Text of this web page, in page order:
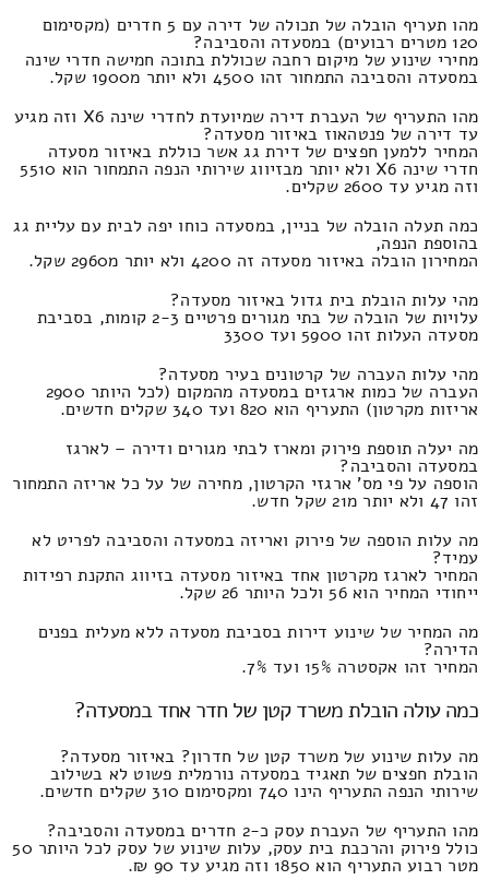
מהו תעריף הובלה של תכולה של דירה עם 5 חדרים (מקסימום
120 מטרים רבועים) במסעדה והסביבה?
מחירי שינוע של מיקום רחבה שכוללת בתוכה חמישה חדרי שינה
במסעדה והסביבה התמחור זהו 4500 ולא יותר מ1900 שקל.
מהו התעריף של העברת דירה שמיועדת לחדרי שינה X6 וזה מגיע
עד דירה של פנטהאוז באיזור מסעדה?
המחיר ללמען חפצים של דירת גג אשר כוללת באיזור מסעדה
חדרי שינה X6 ולא יותר מבזיווג שירותי הנפה התמחור הוא 5510
וזה מגיע עד 2600 שקלים.
כמה תעלה הובלה של בניין, במסעדה כוחו יפה לבית עם עליית גג
בהוספת הנפה,
המחירון הובלה באיזור מסעדה זה 4200 ולא יותר מ2960 שקל.
מהי עלות הובלת בית גדול באיזור מסעדה?
עלויות של הובלה של בתי מגורים פרטיים 2-3 קומות, בסביבת
מסעדה העלות זהו 5900 ועד 3300
מהי עלות העברה של קרטונים בעיר מסעדה?
העברה של כמות ארגזים במסעדה מהמקום (לכל היותר 2900
אריזות מקרטון) התעריף הוא 820 ועד 340 שקלים חדשים.
מה יעלה תוספת פירוק ומארז לבתי מגורים ודירה – לארגז
במסעדה והסביבה?
הוספה על פי מס' ארגזי הקרטון, מחירה של על כל אריזה התמחור
זהו 47 ולא יותר מ21 שקל חדש.
מה עלות הוספה של פירוק ואריזה במסעדה והסביבה לפריט לא
עמיד?
המחיר לארגז מקרטון אחד באיזור מסעדה בזיווג התקנת רפידות
ייחודי המחיר הוא 56 ולכל היותר 26 שקל.
מה המחיר של שינוע דירות בסביבת מסעדה ללא מעלית בפנים
הדירה?
המחיר זהו אקסטרה 15% ועד 7%.
כמה עולה הובלת משרד קטן של חדר אחד במסעדה?
מה עלות שינוע של משרד קטן של חדרון? באיזור מסעדה?
הובלת חפצים של תאגיד במסעדה נורמלית פשוט לא בשילוב
שירותי הנפה התעריף הינו 740 ומקסימום 310 שקלים חדשים.
מהו התעריף של העברת עסק כ-2 חדרים במסעדה והסביבה?
כולל פירוק והרכבת בית עסק, עלות שינוע של עסק לכל היותר 50
מטר רבוע התעריף הוא 1850 וזה מגיע עד 90 ₪.